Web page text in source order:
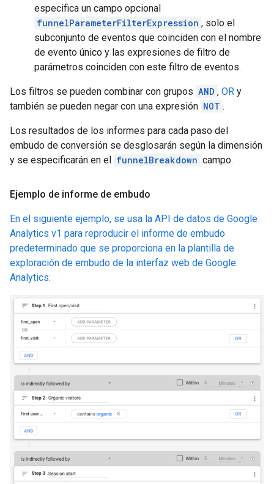
especifica un campo opcional
funnelParameterFilterExpression , solo el
subconjunto de eventos que coinciden con el nombre
de evento único y las expresiones de filtro de
parámetros coinciden con este filtro de eventos.
Los filtros se pueden combinar con grupos AND , OR y
también se pueden negar con una expresión NOT .
Los resultados de los informes para cada paso del
embudo de conversión se desglosarán según la dimensión
y se especificarán en el funnelBreakdown campo.
Ejemplo de informe de embudo
En el siguiente ejemplo, se usa la API de datos de Google
Analytics v1 para reproducir el informe de embudo
predeterminado que se proporciona en la plantilla de
exploración de embudo de la interfaz web de Google
Analytics: